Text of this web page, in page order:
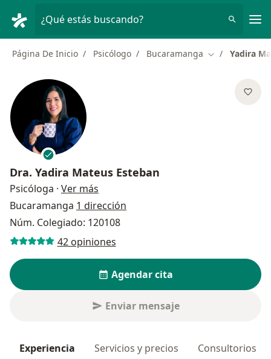
¿Qué estás buscando?
Página De Inicio Psicólogo Bucaramanga Cambiar de
Yadira
Dra. Yadira Mateus Esteban
Psicóloga · Ver más
Bucaramanga 1 dirección
Núm. Colegiado: 120108
42 opiniones
Agendar cita
Enviar mensaje
Experiencia Servicios y precios Consultorios